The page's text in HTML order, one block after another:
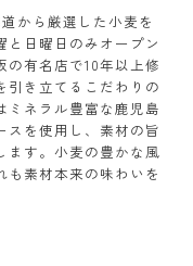
から厳選した小麦を
日曜日のみオープン
有名店で10年以上修
引き立てるこだわりの
ミネラル豊富な鹿児島
スを使用し、素材の旨
ます。小麦の豊かな風
も素材本来の味わいを